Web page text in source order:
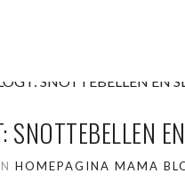
SNOTTEBELLEN
HOMEPAGINA MAMA